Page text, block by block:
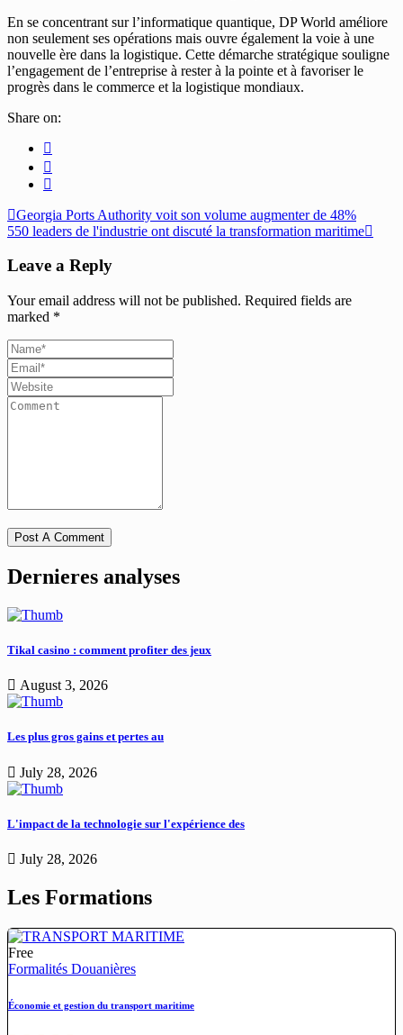
En se concentrant sur l’informatique quantique, DP World améliore
non seulement ses opérations mais ouvre également la voie à une
nouvelle ère dans la logistique. Cette démarche stratégique souligne
l’engagement de l’entreprise à rester à la pointe et à favoriser le
progrès dans le commerce et la logistique mondiaux.
Share on:
Georgia Ports Authority voit son volume augmenter de 48%
550 leaders de l'industrie ont discuté la transformation maritime
Leave a Reply
Your email address will not be published. Required fields are
marked *
Dernieres analyses
Tikal casino : comment profiter des jeux
August 3, 2026
Les plus gros gains et pertes au
July 28, 2026
L'impact de la technologie sur l'expérience des
July 28, 2026
Les Formations
Free
Formalités Douanières
Économie et gestion du transport maritime